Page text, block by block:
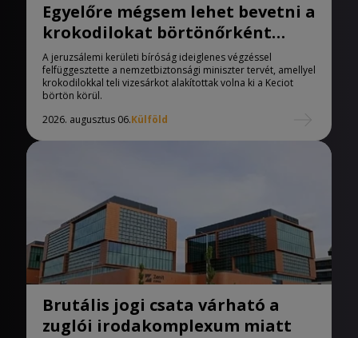
Egyelőre mégsem lehet bevetni a
krokodilokat börtönőrként
Izraelben
A jeruzsálemi kerületi bíróság ideiglenes végzéssel
felfüggesztette a nemzetbiztonsági miniszter tervét, amellyel
krokodilokkal teli vizesárkot alakítottak volna ki a Keciot
börtön körül.
2026. augusztus 06.Külföld
Brutális jogi csata várható a
zuglói irodakomplexum miatt